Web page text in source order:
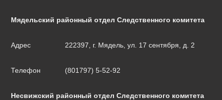
Мядельский районный отдел Следственного комитета
Адрес 222397, г. Мядель, ул. 17 сентября, д. 2
Телефон (801797) 5-52-92
Несвижский районный отдел Следственного комитета